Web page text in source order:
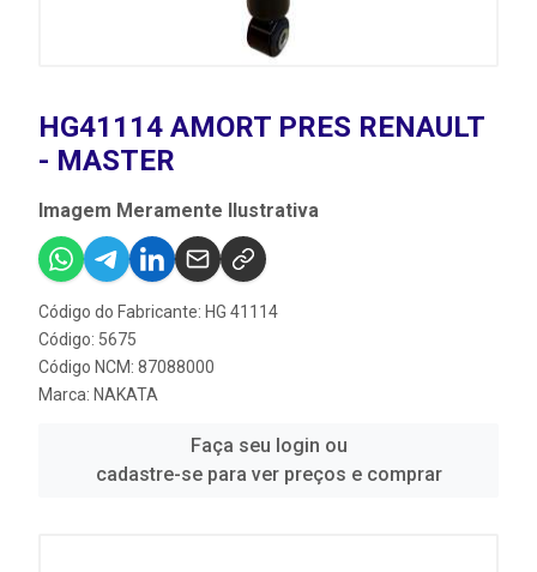
HG41114 AMORT PRES RENAULT
- MASTER
Imagem Meramente Ilustrativa
Código do Fabricante: HG 41114
Código: 5675
Código NCM: 87088000
Marca: NAKATA
Faça seu login ou
cadastre-se para ver preços e comprar